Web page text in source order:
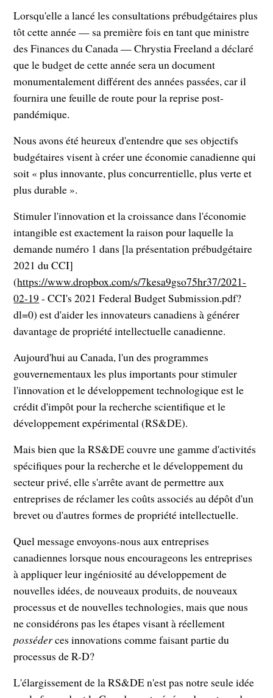
Lorsqu'elle a lancé les consultations prébudgétaires plus
tôt cette année — sa première fois en tant que ministre
des Finances du Canada — Chrystia Freeland a déclaré
que le budget de cette année sera un document
monumentalement différent des années passées, car il
fournira une feuille de route pour la reprise post-
pandémique.
Nous avons été heureux d'entendre que ses objectifs
budgétaires visent à créer une économie canadienne qui
soit « plus innovante, plus concurrentielle, plus verte et
plus durable ».
Stimuler l'innovation et la croissance dans l'économie
intangible est exactement la raison pour laquelle la
demande numéro 1 dans [la présentation prébudgétaire
2021 du CCI]
(https://www.dropbox.com/s/7kesa9gso75hr37/2021-
02-19 - CCI's 2021 Federal Budget Submission.pdf?
dl=0) est d'aider les innovateurs canadiens à générer
davantage de propriété intellectuelle canadienne.
Aujourd'hui au Canada, l'un des programmes
gouvernementaux les plus importants pour stimuler
l'innovation et le développement technologique est le
crédit d'impôt pour la recherche scientifique et le
développement expérimental (RS&DE).
Mais bien que la RS&DE couvre une gamme d'activités
spécifiques pour la recherche et le développement du
secteur privé, elle s'arrête avant de permettre aux
entreprises de réclamer les coûts associés au dépôt d'un
brevet ou d'autres formes de propriété intellectuelle.
Quel message envoyons-nous aux entreprises
canadiennes lorsque nous encourageons les entreprises
à appliquer leur ingéniosité au développement de
nouvelles idées, de nouveaux produits, de nouveaux
processus et de nouvelles technologies, mais que nous
ne considérons pas les étapes visant à réellement
posséderces innovations comme faisant partie du
processus de R-D?
L'élargissement de la RS&DE n'est pas notre seule idée